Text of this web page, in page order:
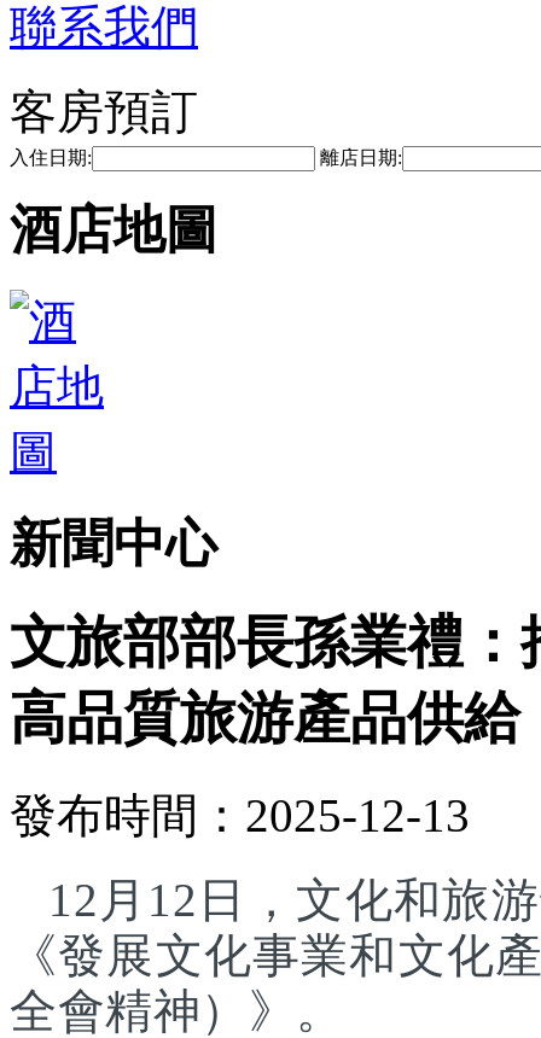
聯系我們
客房預訂
入住日期: 離店日期:
酒店地圖
新聞中心
文旅部部長孫業禮
高品質旅游產品供給
發布時間：2025-12-13
12月12日，文化和旅
《發展文化事業和文化
全會精神）》。